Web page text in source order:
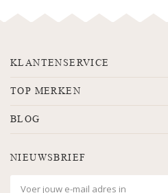
KLANTENSERVICE
TOP MERKEN
BLOG
NIEUWSBRIEF